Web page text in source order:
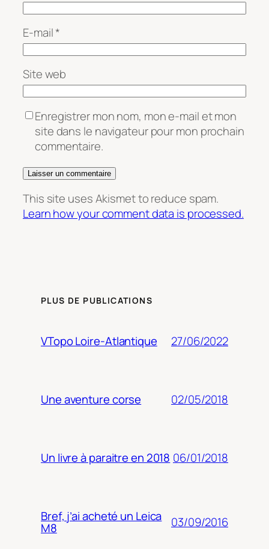
E-mail*
Site web
Enregistrer mon nom, mon e-mail et mon
site dans le navigateur pour mon prochain
commentaire.
This site uses Akismet to reduce spam.
Learn how your comment data is processed.
PLUS DE PUBLICATIONS
VTopo Loire-Atlantique 27/06/2022
Une aventure corse 02/05/2018
Un livre à paraitre en 2018 06/01/2018
Bref, j’ai acheté un Leica
M8 03/09/2016